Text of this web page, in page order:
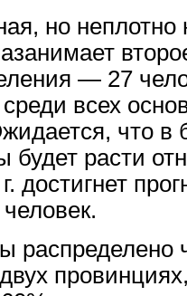
но неплотно
— 27
всех
что
будет расти
достигнет
распределено